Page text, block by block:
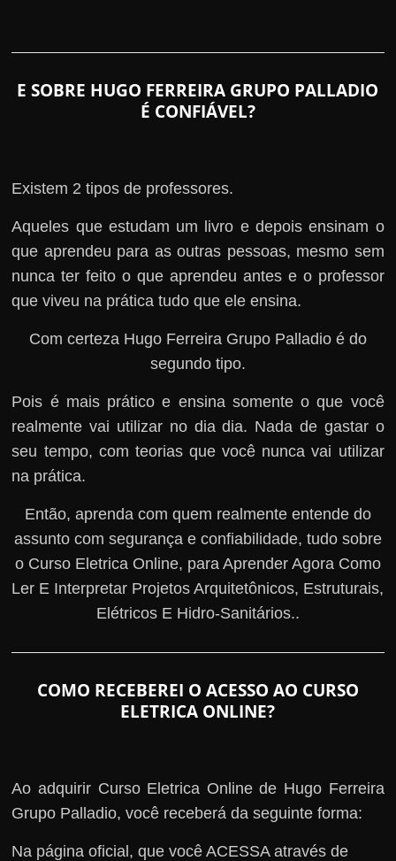
E SOBRE HUGO FERREIRA GRUPO PALLADIO
É CONFIÁVEL?
Existem 2 tipos de professores.
Aqueles que estudam um livro e depois ensinam o
que aprendeu para as outras pessoas, mesmo sem
nunca ter feito o que aprendeu antes e o professor
que viveu na prática tudo que ele ensina.
Com certeza Hugo Ferreira Grupo Palladio é do
segundo tipo.
Pois é mais prático e ensina somente o que você
realmente vai utilizar no dia dia. Nada de gastar o
seu tempo, com teorias que você nunca vai utilizar
na prática.
Então, aprenda com quem realmente entende do
assunto com segurança e confiabilidade, tudo sobre
o Curso Eletrica Online, para Aprender Agora Como
Ler E Interpretar Projetos Arquitetônicos, Estruturais,
Elétricos E Hidro-Sanitários..
COMO RECEBEREI O ACESSO AO CURSO
ELETRICA ONLINE?
Ao adquirir Curso Eletrica Online de Hugo Ferreira
Grupo Palladio, você receberá da seguinte forma:
Na página oficial, que você ACESSA através de